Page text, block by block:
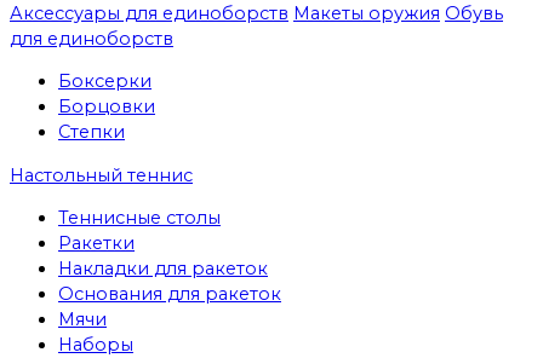
Аксессуары для единоборств Макеты оружия Обувь
для единоборств
Боксерки
Борцовки
Степки
Настольный теннис
Теннисные столы
Ракетки
Накладки для ракеток
Основания для ракеток
Мячи
Наборы